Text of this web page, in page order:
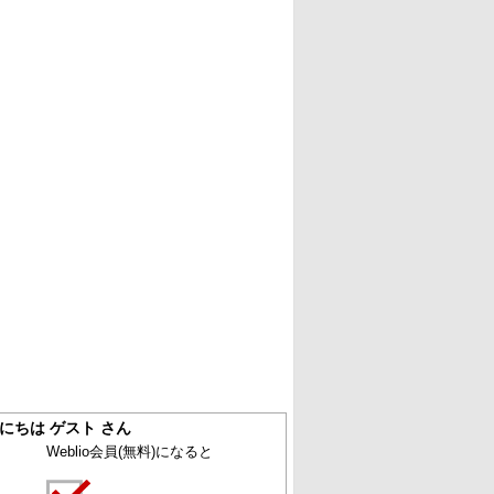
ちは ゲスト さん
Weblio会員(無料)になると